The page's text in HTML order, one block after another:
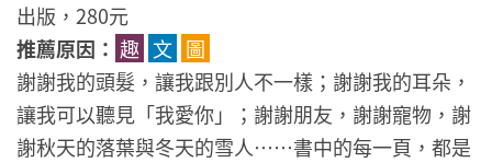
出版，280元
推薦原因： 趣 文 圖
謝謝我的頭髮，讓我跟別人不一樣；謝謝我的耳朵，
讓我可以聽見「我愛你」；謝謝朋友，謝謝寵物，謝
謝秋天的落葉與冬天的雪人……書中的每一頁，都是